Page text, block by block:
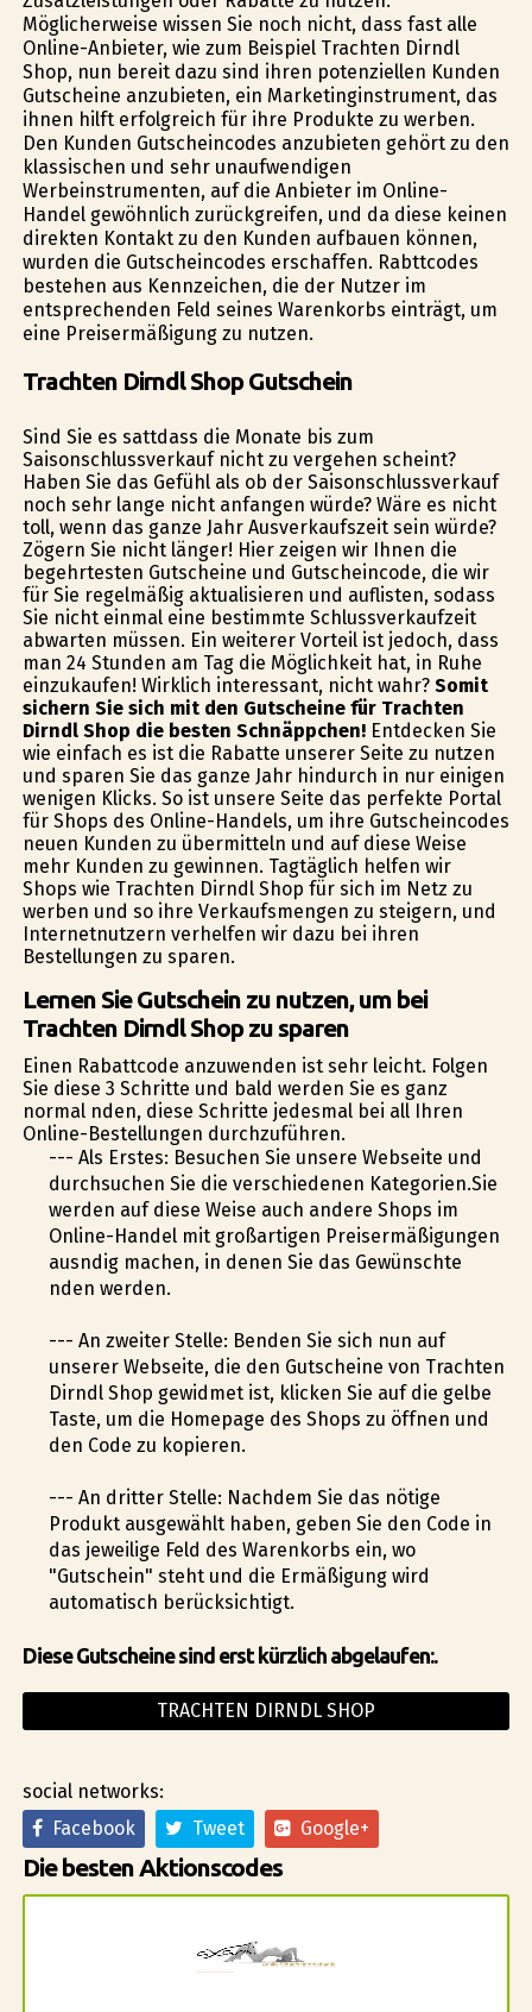
Möglicherweise wissen Sie noch nicht, dass fast alle
Online-Anbieter, wie zum Beispiel Trachten Dirndl
Shop, nun bereit dazu sind ihren potenziellen Kunden
Gutscheine anzubieten, ein Marketinginstrument, das
ihnen hilft erfolgreich für ihre Produkte zu werben.
Den Kunden Gutscheincodes anzubieten gehört zu den
klassischen und sehr unaufwendigen
Werbeinstrumenten, auf die Anbieter im Online-
Handel gewöhnlich zurückgreifen, und da diese keinen
direkten Kontakt zu den Kunden aufbauen können,
wurden die Gutscheincodes erschaffen. Rabttcodes
bestehen aus Kennzeichen, die der Nutzer im
entsprechenden Feld seines Warenkorbs einträgt, um
eine Preisermäßigung zu nutzen.
Trachten Dirndl Shop Gutschein
Sind Sie es sattdass die Monate bis zum
Saisonschlussverkauf nicht zu vergehen scheint?
Haben Sie das Gefühl als ob der Saisonschlussverkauf
noch sehr lange nicht anfangen würde? Wäre es nicht
toll, wenn das ganze Jahr Ausverkaufszeit sein würde?
Zögern Sie nicht länger! Hier zeigen wir Ihnen die
begehrtesten Gutscheine und Gutscheincode, die wir
für Sie regelmäßig aktualisieren und auflisten, sodass
Sie nicht einmal eine bestimmte Schlussverkaufzeit
abwarten müssen. Ein weiterer Vorteil ist jedoch, dass
man 24 Stunden am Tag die Möglichkeit hat, in Ruhe
einzukaufen! Wirklich interessant, nicht wahr? Somit
sichern Sie sich mit den Gutscheine für Trachten
Dirndl Shop die besten Schnäppchen!Entdecken Sie
wie einfach es ist die Rabatte unserer Seite zu nutzen
und sparen Sie das ganze Jahr hindurch in nur einigen
wenigen Klicks. So ist unsere Seite das perfekte Portal
für Shops des Online-Handels, um ihre Gutscheincodes
neuen Kunden zu übermitteln und auf diese Weise
mehr Kunden zu gewinnen. Tagtäglich helfen wir
Shops wie Trachten Dirndl Shop für sich im Netz zu
werben und so ihre Verkaufsmengen zu steigern, und
Internetnutzern verhelfen wir dazu bei ihren
Bestellungen zu sparen.
Lernen Sie Gutschein zu nutzen, um bei
Trachten Dirndl Shop zu sparen
Einen Rabattcode anzuwenden ist sehr leicht. Folgen
Sie diese 3 Schritte und bald werden Sie es ganz
normal finden, diese Schritte jedesmal bei all Ihren
Online-Bestellungen durchzuführen.
--- Als Erstes: Besuchen Sie unsere Webseite und
durchsuchen Sie die verschiedenen Kategorien.Sie
werden auf diese Weise auch andere Shops im
Online-Handel mit großartigen Preisermäßigungen
ausfindig machen, in denen Sie das Gewünschte
finden werden.
--- An zweiter Stelle: Befinden Sie sich nun auf
unserer Webseite, die den Gutscheine von Trachten
Dirndl Shop gewidmet ist, klicken Sie auf die gelbe
Taste, um die Homepage des Shops zu öffnen und
den Code zu kopieren.
--- An dritter Stelle: Nachdem Sie das nötige
Produkt ausgewählt haben, geben Sie den Code in
das jeweilige Feld des Warenkorbs ein, wo
"Gutschein" steht und die Ermäßigung wird
automatisch berücksichtigt.
Diese Gutscheine sind erst kürzlich abgelaufen:.
TRACHTEN DIRNDL SHOP
social networks:
Facebook
Tweet Google+
Die besten Aktionscodes